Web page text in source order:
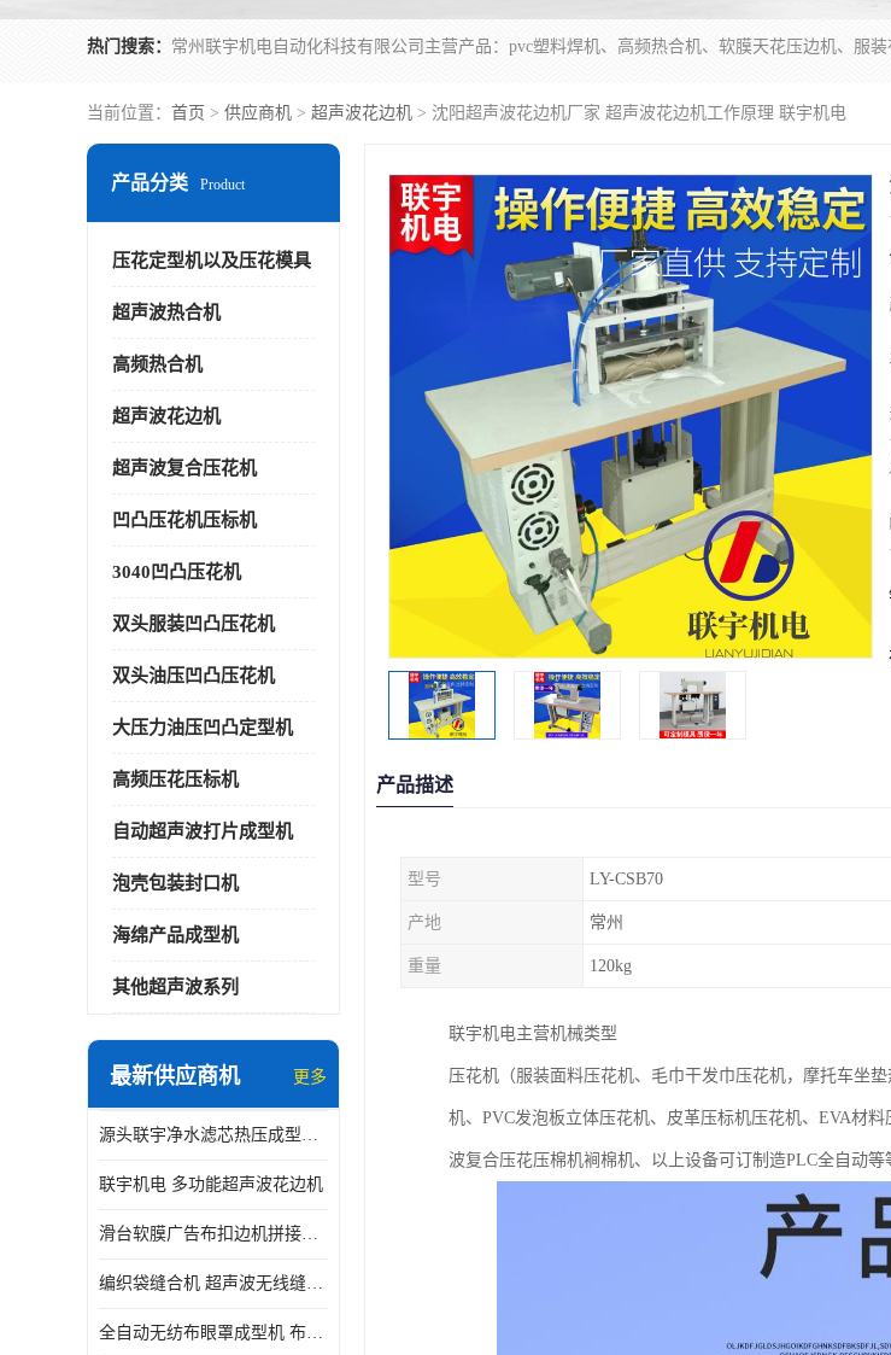
热门搜索：
当前位置： 首页 > 供应商机 > 超声波花边机 > 沈阳超声波花边机厂家 超声波花边机工作原理 联宇机电
产品分类 Product
压花定型机以及压花模具
超声波热合机
高频热合机
超声波花边机
超声波复合压花机
凹凸压花机压标机
3040凹凸压花机
双头服装凹凸压花机
双头油压凹凸压花机
大压力油压凹凸定型机
高频压花压标机
自动超声波打片成型机
泡壳包装封口机
海绵产品成型机
其他超声波系列
最新供应商机 更多
源头联宇净水滤芯热压成型机器 超声波大功率封边机
联宇机电 多功能超声波花边机
滑台软膜广告布扣边机拼接机用于焊接热合拼接作用
编织袋缝合机 超声波无线缝合机 厂家现货供应
全自动无纺布眼罩成型机 布料海绵眼罩热合切边机
产品描述
型号 LY-CSB70
产地 常州
重量 120kg
联宇机电主营机械类型
压花机（服装面料压花机、毛巾干发巾压花机，摩托车坐
机、PVC发泡板立体压花机、皮革压标机压花机、EVA材
波复合压花压棉机裥棉机、以上设备可订制造PLC全自动等